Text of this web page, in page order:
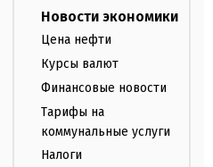
Новости экономики
Цена нефти
Курсы валют
Финансовые новости
Тарифы на
коммунальные услуги
Налоги